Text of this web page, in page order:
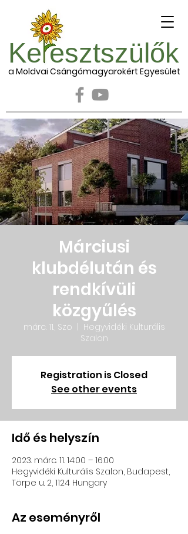
Ke esztszülők
a Moldvai Csángómagyarokért Egyesület
Márciusi
klubdélután és
rendkívüli
közgyűlés
márc. 11., Szo
Hegyvidéki Kulturális
Szalon
Registration is Closed
See other events
Idő és helyszín
2023. márc. 11. 14:00 – 16:00
Hegyvidéki Kulturális Szalon, Budapest,
Törpe u. 2, 1124 Hungary
Az eseményről